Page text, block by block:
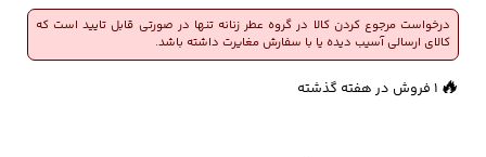
کفش مردانه
درخواست مرجوع کردن کالا در گروه عطر زنانه تنها در صورتی قابل تایید است که
کالای ارسالی آسیب دیده یا با سفارش مغایرت داشته باشد.👀 126 بازدید در ۲۴ ساعت گذشته 💰
159,500 بازگشت وجه به کیف پول
🔥 1 فروش در هفته گذشته